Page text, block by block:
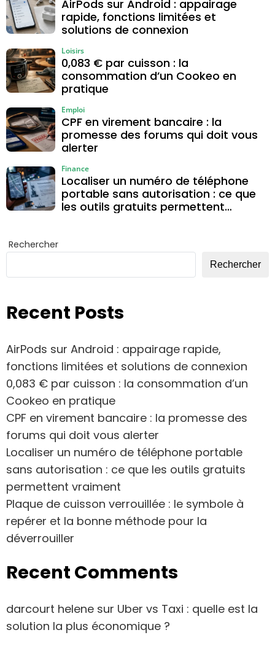
AirPods sur Android : appairage
rapide, fonctions limitées et
solutions de connexion
0,083 € par cuisson : la
consommation d’un Cookeo en
pratique
Loisirs
CPF en virement bancaire : la
promesse des forums qui doit vous
alerter
Emploi
Localiser un numéro de téléphone
portable sans autorisation : ce que
les outils gratuits permettent
Finance
Rechercher
Rechercher
Recent Posts
AirPods sur Android : appairage rapide,
fonctions limitées et solutions de connexion
0,083 € par cuisson : la consommation d’un
Cookeo en pratique
CPF en virement bancaire : la promesse des
forums qui doit vous alerter
Localiser un numéro de téléphone portable
sans autorisation : ce que les outils gratuits
permettent vraiment
Plaque de cuisson verrouillée : le symbole à
repérer et la bonne méthode pour la
déverrouiller
Recent Comments
darcourt helene sur Uber vs Taxi : quelle est la
solution la plus économique ?